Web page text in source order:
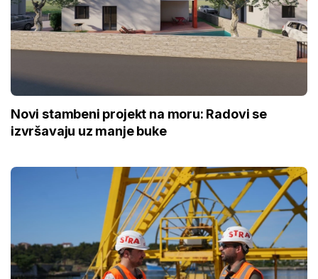
Novi stambeni projekt na moru: Radovi se
izvršavaju uz manje buke